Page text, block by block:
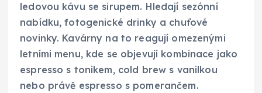
ledovou kávu se sirupem. Hledají sezónní
nabídku, fotogenické drinky a chuťové
novinky. Kavárny na to reagují omezenými
letními menu, kde se objevují kombinace jako
espresso s tonikem, cold brew s vanilkou
nebo právě espresso s pomerančem.